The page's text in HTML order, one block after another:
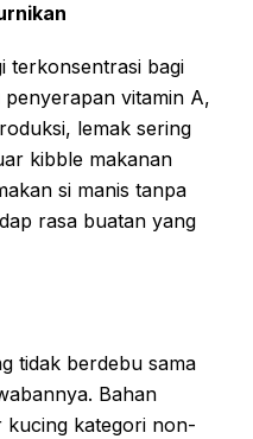
terkonsentrasi bagi
vitamin A,
lemak sering
kibble makanan
si manis tanpa
rasa buatan yang
tidak berdebu sama
Bahan
kucing kategori non-